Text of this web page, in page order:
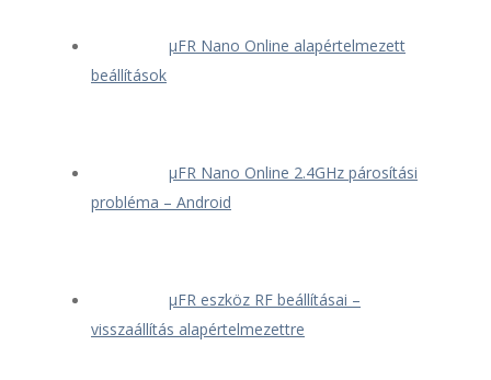
μFR Nano Online alapértelmezett
beállítások
μFR Nano Online 2.4GHz párosítási
probléma – Android
μFR eszköz RF beállításai –
visszaállítás alapértelmezettre